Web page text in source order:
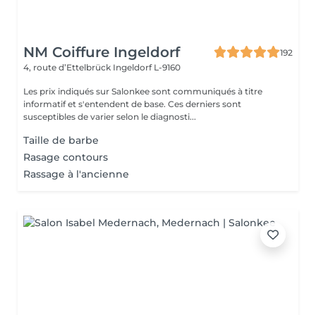
NM Coiffure Ingeldorf
192
4, route d’Ettelbrück Ingeldorf L-9160
Les prix indiqués sur Salonkee sont communiqués à titre
informatif et s'entendent de base. Ces derniers sont
susceptibles de varier selon le diagnosti...
Taille de barbe
Rasage contours
Rassage à l'ancienne